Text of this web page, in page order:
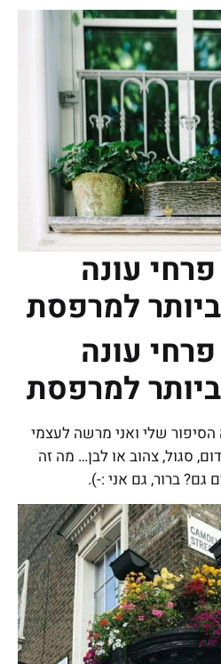
עונה
למרפסת
עונה
למרפסת
שלי ואני מרשה לעצמי
סגול, צהוב או לבן… מה זה
גם? ברור, גם אני :-).